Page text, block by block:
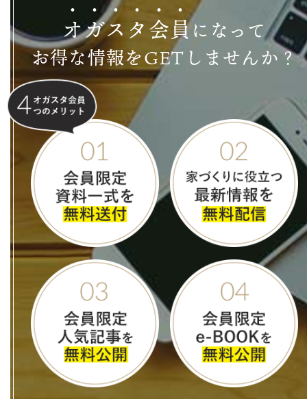
オガス タ会員になって
お得な情報をGETしませんか？